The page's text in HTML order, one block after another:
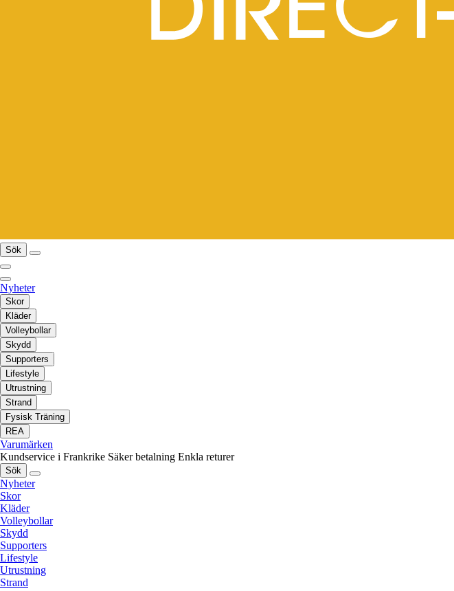
Sök
Nyheter
Skor
Kläder
Volleybollar
Skydd
Supporters
Lifestyle
Utrustning
Strand
Fysisk Träning
REA
Varumärken
Kundservice i Frankrike Säker betalning Enkla returer
Sök
Nyheter
Skor
Kläder
Volleybollar
Skydd
Supporters
Lifestyle
Utrustning
Strand